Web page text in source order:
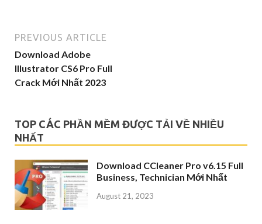
PREVIOUS ARTICLE
Download Adobe
Illustrator CS6 Pro Full
Crack Mới Nhất 2023
TOP CÁC PHẦN MỀM ĐƯỢC TẢI VỀ NHIỀU
NHẤT
Download CCleaner Pro v6.15 Full
Business, Technician Mới Nhất
August 21, 2023